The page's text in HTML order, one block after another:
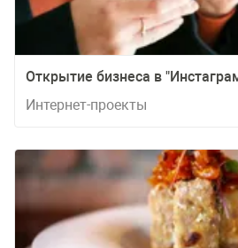
Открытие бизнеса в
Интернет-проекты